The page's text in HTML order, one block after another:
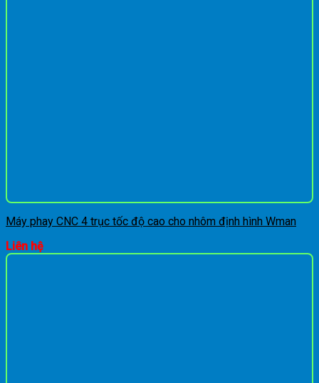
Máy phay CNC 4 trục tốc độ cao cho nhôm định hình Wman
Liên hệ